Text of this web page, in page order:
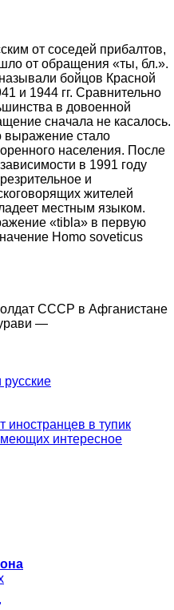
от соседей прибалтов,
от обращения «ты, бл.».
бойцов Красной
и 1944 гг. Сравнительно
в довоенной
сначала не касалось.
выражение стало
населения. После
в 1991 году
и
жителей
местным языком.
«tibla» в первую
Homo soveticus
СССР в Афганистане
—
иностранцев в тупик
интересное